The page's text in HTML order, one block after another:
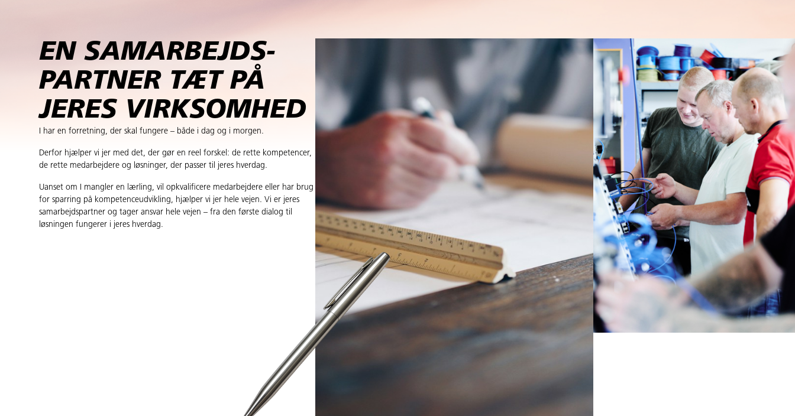
EN SAMARBEJDS­
PARTNER TÆT PÅ
JERES VIRKSOMHED
I har en forretning, der skal fungere – både i dag og i morgen.
Derfor hjælper vi jer med det, der gør en reel forskel: de rette kompetencer,
de rette medarbejdere og løsninger, der passer til jeres hverdag.
Uanset om I mangler en lærling, vil opkvalificere medarbejdere eller har brug
for sparring på kompetenceudvikling, hjælper vi jer hele vejen. Vi er jeres
samarbejdspartner og tager ansvar hele vejen – fra den første dialog til
løsningen fungerer i jeres hverdag.